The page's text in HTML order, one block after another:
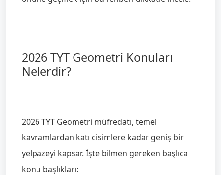
2026 TYT Geometri Konuları
Nelerdir?
2026 TYT Geometri müfredatı, temel
kavramlardan katı cisimlere kadar geniş bir
yelpazeyi kapsar. İşte bilmen gereken başlıca
konu başlıkları: